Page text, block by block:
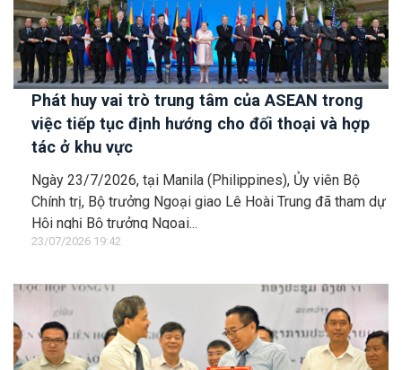
Phát huy vai trò trung tâm của ASEAN trong
việc tiếp tục định hướng cho đối thoại và hợp
tác ở khu vực
Ngày 23/7/2026, tại Manila (Philippines), Ủy viên Bộ
Chính trị, Bộ trưởng Ngoại giao Lê Hoài Trung đã tham dự
Hội nghị Bộ trưởng Ngoại...
23/07/2026 19:42